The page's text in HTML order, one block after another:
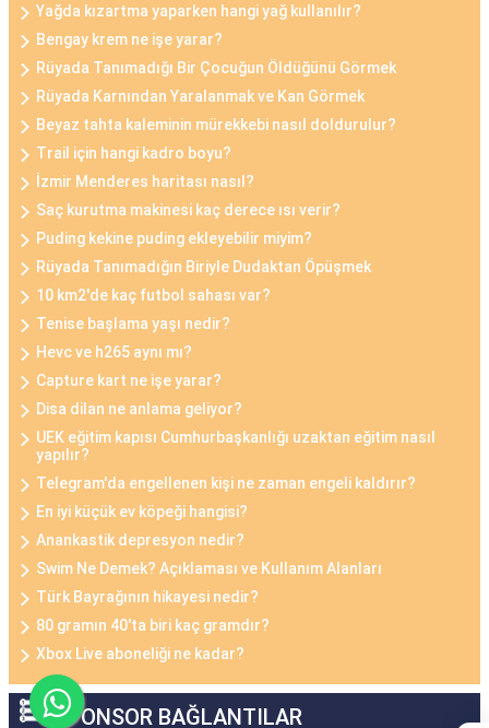
Yağda kızartma yaparken hangi yağ kullanılır?
Bengay krem ne işe yarar?
Rüyada Tanımadığı Bir Çocuğun Öldüğünü Görmek
Rüyada Karnından Yaralanmak ve Kan Görmek
Beyaz tahta kaleminin mürekkebi nasıl doldurulur?
Trail için hangi kadro boyu?
İzmir Menderes haritası nasıl?
Saç kurutma makinesi kaç derece ısı verir?
Puding kekine puding ekleyebilir miyim?
Rüyada Tanımadığın Biriyle Dudaktan Öpüşmek
10 km2'de kaç futbol sahası var?
Tenise başlama yaşı nedir?
Hevc ve h265 aynı mı?
Capture kart ne işe yarar?
Disa dilan ne anlama geliyor?
UEK eğitim kapısı Cumhurbaşkanlığı uzaktan eğitim nasıl
yapılır?
Telegram'da engellenen kişi ne zaman engeli kaldırır?
En iyi küçük ev köpeği hangisi?
Anankastik depresyon nedir?
Swim Ne Demek? Açıklaması ve Kullanım Alanları
Türk Bayrağının hikayesi nedir?
80 gramın 40'ta biri kaç gramdır?
Xbox Live aboneliği ne kadar?
SPONSOR BAĞLANTILAR